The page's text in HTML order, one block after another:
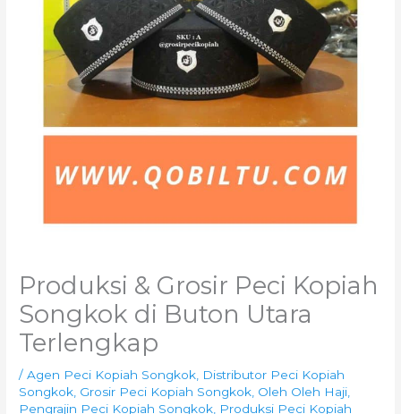
Produksi & Grosir Peci Kopiah
Songkok di Buton Utara
Terlengkap
/Agen Peci Kopiah Songkok Distributor Peci Kopiah
Songkok Grosir Peci Kopiah Songkok Oleh Oleh Haji
Pengrajin Peci Kopiah Songkok Produksi Peci Kopiah